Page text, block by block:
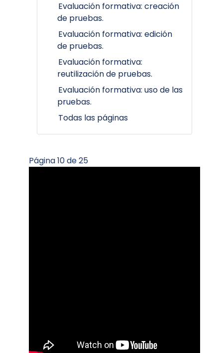
Evaluación formativa: creación
de pruebas.
Evaluación formativa: edición
de pruebas.
Evaluación formativa:
reutilización de pruebas.
Evaluación formativa: uso de las
pruebas.
Todas las páginas
Página 10 de 25